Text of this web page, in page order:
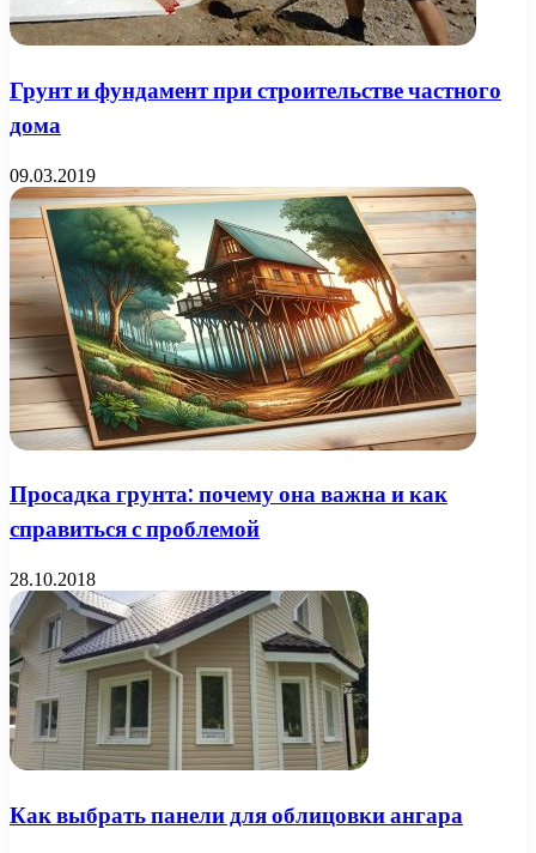
Грунт и фундамент при строительстве частного
дома
09.03.2019
Просадка грунта: почему она важна и как
справиться с проблемой
28.10.2018
Как выбрать панели для облицовки ангара